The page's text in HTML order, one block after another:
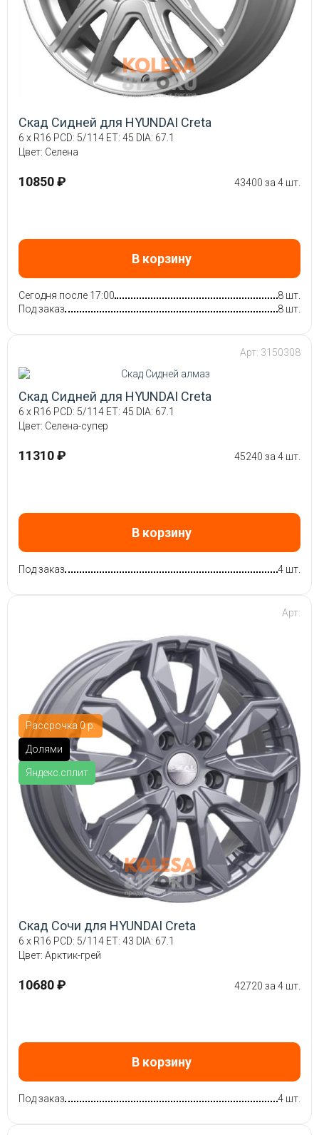
Скад Сидней для HYUNDAI Creta
6 x R16 PCD: 5/114 ET: 45 DIA: 67.1
Цвет: Селена
10850 ₽ 43400 за 4 шт.
В корзину
Сегодня после 17:00
8 шт.
Под заказ
8 шт.
Арт: 3150308
Скад Сидней для HYUNDAI Creta
6 x R16 PCD: 5/114 ET: 45 DIA: 67.1
Цвет: Селена-супер
11310 ₽ 45240 за 4 шт.
В корзину
Под заказ 4 шт.
Рассрочка 0 р.
Долями
Яндекс.сплит
Арт:
Скад Сочи для HYUNDAI Creta
6 x R16 PCD: 5/114 ET: 43 DIA: 67.1
Цвет: Арктик-грей
10680 ₽ 42720 за 4 шт.
В корзину
Под заказ 4 шт.